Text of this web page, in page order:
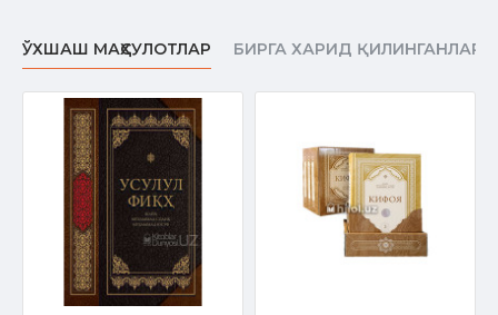
ЎХШАШ МАҲСУЛОТЛАР БИРГА ХАРИД ҚИЛИНГАНЛАР